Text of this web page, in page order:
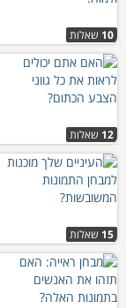
10 שאלות
12 שאלות
15 שאלות